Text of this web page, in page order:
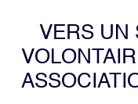
VERS UN